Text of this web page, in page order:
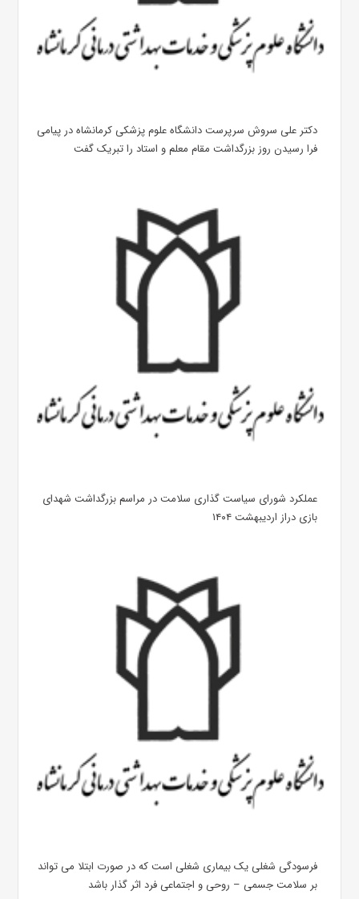
دکتر علی سروش سرپرست دانشگاه علوم پزشکی کرمانشاه در پیامی
فرا رسیدن روز بزرگداشت مقام معلم و استاد را تبریک گفت
عملکرد شورای سیاست گذاری سلامت در مراسم بزرگداشت شهدای
بازی دراز اردیبهشت ۱۴۰۴
فرسودگی شغلی یک بیماری شغلی است که در صورت ابتلا می تواند
بر سلامت جسمی – روحی و اجتماعی فرد اثر گذار باشد